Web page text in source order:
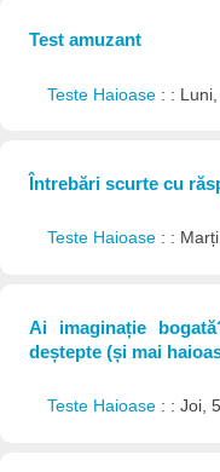
Test amuzant
Teste Haioase : :
Întrebări scurte cu
Teste Haioase : :
Ai imaginație
deștepte (și mai
Teste Haioase : : Joi,